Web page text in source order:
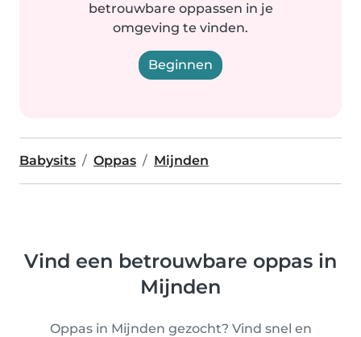
betrouwbare oppassen in je
omgeving te vinden.
Beginnen
Babysits Oppas Mijnden
Vind een betrouwbare oppas in
Mijnden
Oppas in Mijnden gezocht? Vind snel en